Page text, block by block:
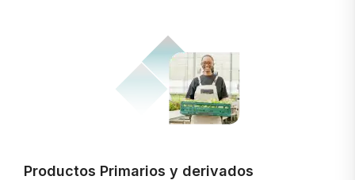
Productos Primarios y derivados